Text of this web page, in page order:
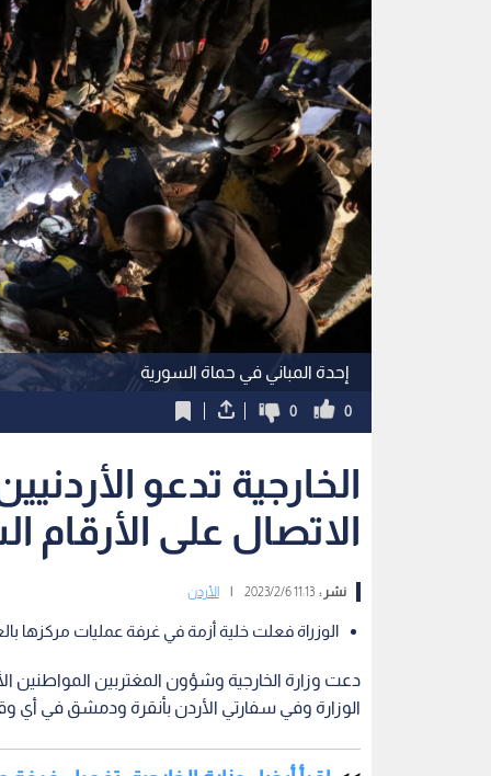
إحدة المباني في حماة السورية
0
0
الخارجية تدعو
الاتصال على الأرقام
نشر :11:13 2023/2/6 الأردن
الوزراة فعلت خلية أزمة في غرفة عمليات مركزها
دعت وزارة الخارجية وشؤون المغتربين المواطنين
الوزارة وفي سفارتي الأردن بأنقرة ودمشق في أي